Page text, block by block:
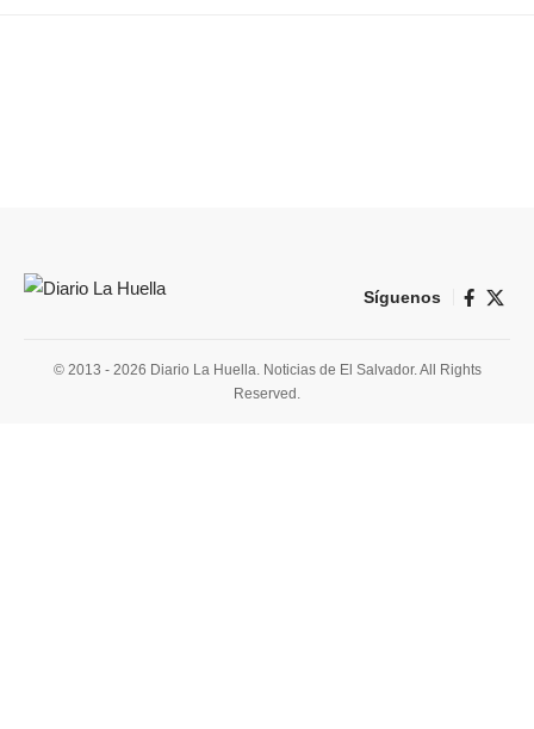
Síguenos
© 2013 - 2026 Diario La Huella. Noticias de El Salvador. All Rights
Reserved.